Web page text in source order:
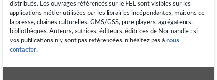
distribués. Les ouvrages référencés sur le FEL sont visibles sur les
applications métier utilisées par les librairies indépendantes, maisons de
la presse, chaînes culturelles, GMS/GSS, pure players, agrégateurs,
bibliothèques. Auteurs, autrices, éditeurs, éditrices de Normandie : si
vos publications n’y sont pas référencées, n’hésitez pas à nous
contacter.